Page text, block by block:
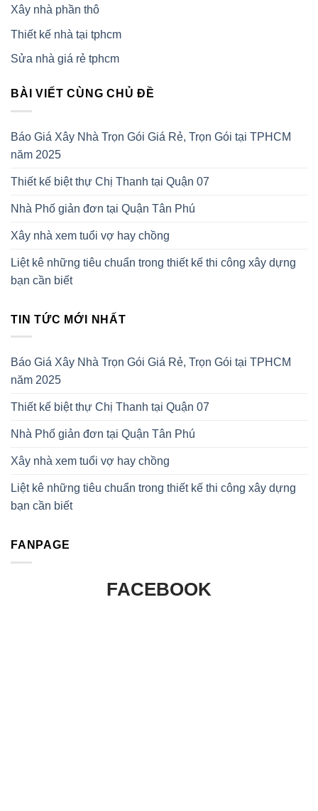
Xây nhà phần thô
Thiết kế nhà tại tphcm
Sửa nhà giá rẻ tphcm
BÀI VIẾT CÙNG CHỦ ĐỀ
Báo Giá Xây Nhà Trọn Gói Giá Rẻ, Trọn Gói tại TPHCM
năm 2025
Thiết kế biệt thự Chị Thanh tại Quận 07
Nhà Phố giản đơn tại Quận Tân Phú
Xây nhà xem tuổi vợ hay chồng
Liệt kê những tiêu chuẩn trong thiết kế thi công xây dựng
bạn cần biết
TIN TỨC MỚI NHẤT
Báo Giá Xây Nhà Trọn Gói Giá Rẻ, Trọn Gói tại TPHCM
năm 2025
Thiết kế biệt thự Chị Thanh tại Quận 07
Nhà Phố giản đơn tại Quận Tân Phú
Xây nhà xem tuổi vợ hay chồng
Liệt kê những tiêu chuẩn trong thiết kế thi công xây dựng
bạn cần biết
FANPAGE
FACEBOOK